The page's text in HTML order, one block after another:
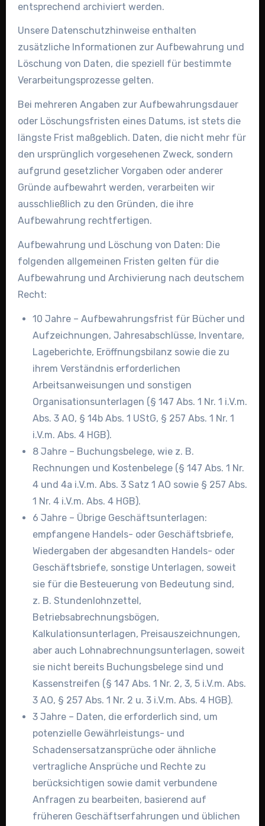
entsprechend archiviert werden.
Unsere Datenschutzhinweise enthalten
zusätzliche Informationen zur Aufbewahrung und
Löschung von Daten, die speziell für bestimmte
Verarbeitungsprozesse gelten.
Bei mehreren Angaben zur Aufbewahrungsdauer
oder Löschungsfristen eines Datums, ist stets die
längste Frist maßgeblich. Daten, die nicht mehr für
den ursprünglich vorgesehenen Zweck, sondern
aufgrund gesetzlicher Vorgaben oder anderer
Gründe aufbewahrt werden, verarbeiten wir
ausschließlich zu den Gründen, die ihre
Aufbewahrung rechtfertigen.
Aufbewahrung und Löschung von Daten: Die
folgenden allgemeinen Fristen gelten für die
Aufbewahrung und Archivierung nach deutschem
Recht:
10 Jahre – Aufbewahrungsfrist für Bücher und
Aufzeichnungen, Jahresabschlüsse, Inventare,
Lageberichte, Eröffnungsbilanz sowie die zu
ihrem Verständnis erforderlichen
Arbeitsanweisungen und sonstigen
Organisationsunterlagen (§ 147 Abs. 1 Nr. 1 i.V.m.
Abs. 3 AO, § 14b Abs. 1 UStG, § 257 Abs. 1 Nr. 1
i.V.m. Abs. 4 HGB).
8 Jahre – Buchungsbelege, wie z. B.
Rechnungen und Kostenbelege (§ 147 Abs. 1 Nr.
4 und 4a i.V.m. Abs. 3 Satz 1 AO sowie § 257 Abs.
1 Nr. 4 i.V.m. Abs. 4 HGB).
6 Jahre – Übrige Geschäftsunterlagen:
empfangene Handels- oder Geschäftsbriefe,
Wiedergaben der abgesandten Handels- oder
Geschäftsbriefe, sonstige Unterlagen, soweit
sie für die Besteuerung von Bedeutung sind,
z. B. Stundenlohnzettel,
Betriebsabrechnungsbögen,
Kalkulationsunterlagen, Preisauszeichnungen,
aber auch Lohnabrechnungsunterlagen, soweit
sie nicht bereits Buchungsbelege sind und
Kassenstreifen (§ 147 Abs. 1 Nr. 2, 3, 5 i.V.m. Abs.
3 AO, § 257 Abs. 1 Nr. 2 u. 3 i.V.m. Abs. 4 HGB).
3 Jahre – Daten, die erforderlich sind, um
potenzielle Gewährleistungs- und
Schadensersatzansprüche oder ähnliche
vertragliche Ansprüche und Rechte zu
berücksichtigen sowie damit verbundene
Anfragen zu bearbeiten, basierend auf
früheren Geschäftserfahrungen und üblichen